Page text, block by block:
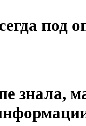
под
знала,